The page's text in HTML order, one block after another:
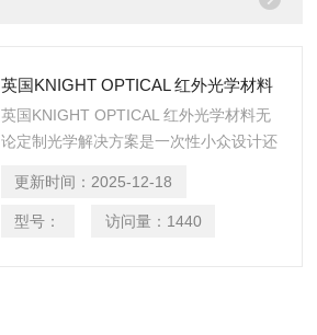
英国KNIGHT OPTICAL 红外光学材料
英国KNIGHT OPTICAL 红外光学材料无
论定制光学解决方案是一次性小众设计还
保证，通过广泛的计量测试和100%的QA
检查，以确保所有组件符合我们的高质量
更新时间： 2025-12-18
型号： 访问量： 1440